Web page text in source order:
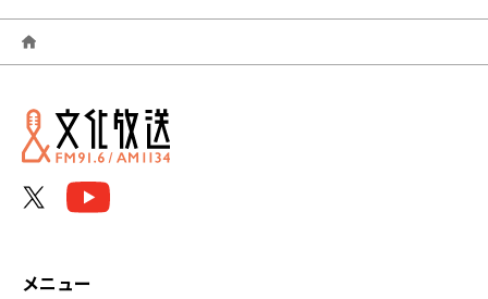
2026年01月
2025年12月
2025年11月
メニュー